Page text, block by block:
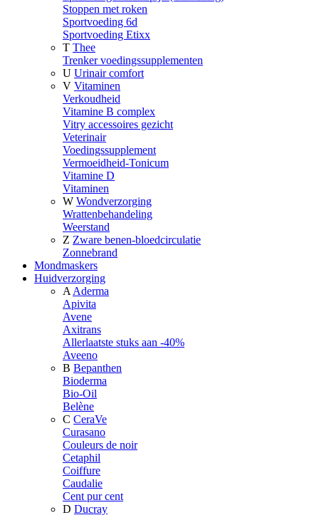
Stoppen met roken
Sportvoeding 6d
Sportvoeding Etixx
T Thee
Trenker voedingssupplementen
U Urinair comfort
V Vitaminen
Verkoudheid
Vitamine B complex
Vitry accessoires gezicht
Veterinair
Voedingssupplement
Vermoeidheid-Tonicum
Vitamine D
Vitaminen
W Wondverzorging
Wrattenbehandeling
Weerstand
Z Zware benen-bloedcirculatie
Zonnebrand
Mondmaskers
Huidverzorging
A Aderma
Apivita
Avene
Axitrans
Allerlaatste stuks aan -40%
Aveeno
B Bepanthen
Bioderma
Bio-Oil
Belène
C CeraVe
Curasano
Couleurs de noir
Cetaphil
Coiffure
Caudalie
Cent pur cent
D Ducray